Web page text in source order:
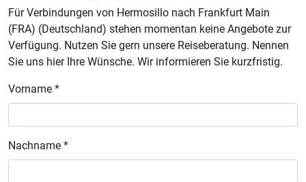
Für Verbindungen von Hermosillo nach Frankfurt Main
(FRA) (Deutschland) stehen momentan keine Angebote zur
Verfügung. Nutzen Sie gern unsere Reiseberatung. Nennen
Sie uns hier Ihre Wünsche. Wir informieren Sie kurzfristig.
Vorname *
Nachname *